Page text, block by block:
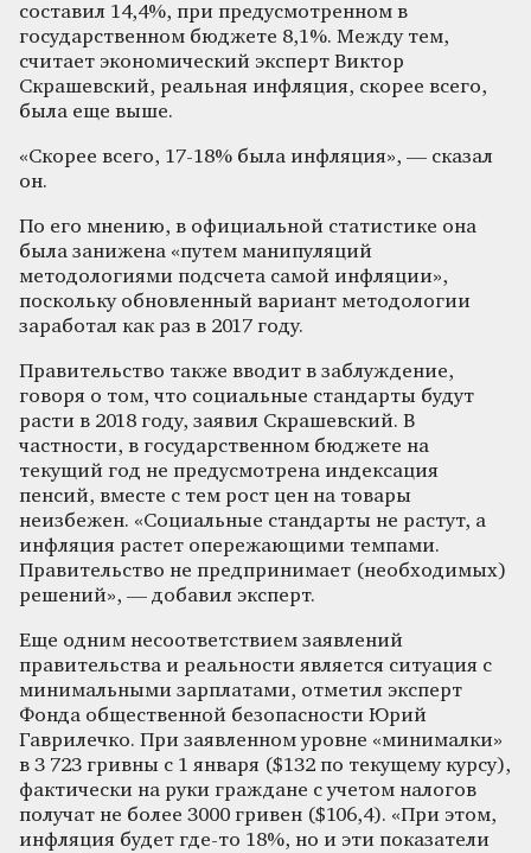
составил 14,4%, при предусмотренном в
государственном бюджете 8,1%. Между тем,
считает экономический эксперт Виктор
Скрашевский, реальная инфляция, скорее всего,
была еще выше.
«Скорее всего, 17-18% была инфляция», — сказал
он.
По его мнению, в официальной статистике она
была занижена «путем манипуляций
методологиями подсчета самой инфляции»,
поскольку обновленный вариант методологии
заработал как раз в 2017 году.
Правительство также вводит в заблуждение,
говоря о том, что социальные стандарты будут
расти в 2018 году, заявил Скрашевский. В
частности, в государственном бюджете на
текущий год не предусмотрена индексация
пенсий, вместе с тем рост цен на товары
неизбежен. «Социальные стандарты не растут, а
инфляция растет опережающими темпами.
Правительство не предпринимает (необходимых)
решений», — добавил эксперт.
Еще одним несоответствием заявлений
правительства и реальности является ситуация с
минимальными зарплатами, отметил эксперт
Фонда общественной безопасности Юрий
Гаврилечко. При заявленном уровне «минималки»
в 3 723 гривны с 1 января ($132 по текущему курсу),
фактически на руки граждане с учетом налогов
получат не более 3000 гривен ($106,4). «При этом,
инфляция будет где-то 18%, но и эти показатели